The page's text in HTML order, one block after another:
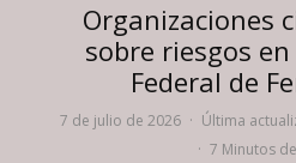
Organizaciones
sobre riesgos
Federal de
7 de julio de 2026 · Última
· 7 Minutos